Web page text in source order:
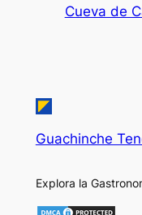
Cueva de
Guachinche
Explora la